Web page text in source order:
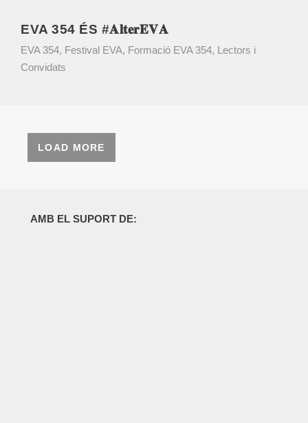
EVA 354 ÉS #𝐀𝐥𝐭𝐞𝐫𝐄𝐕𝐀
EVA 354, Festival EVA, Formació EVA 354, Lectors i
Convidats
LOAD MORE
AMB EL SUPORT DE: